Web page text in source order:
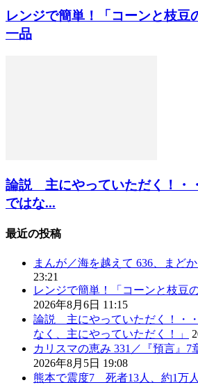
レンジで簡単！「コーンと枝豆
一品
論説 主にやっていただく！・
ではな...
最近の投稿
まんが／海を越えて 636、まど
23:21
レンジで簡単！「コーンと枝豆
2026年8月6日 11:15
論説 主にやっていただく！・
なく、主にやっていただく！」
カリスマの恵み 331／『預言』
2026年8月5日 19:08
熊本で震度7 死者13人、約1万